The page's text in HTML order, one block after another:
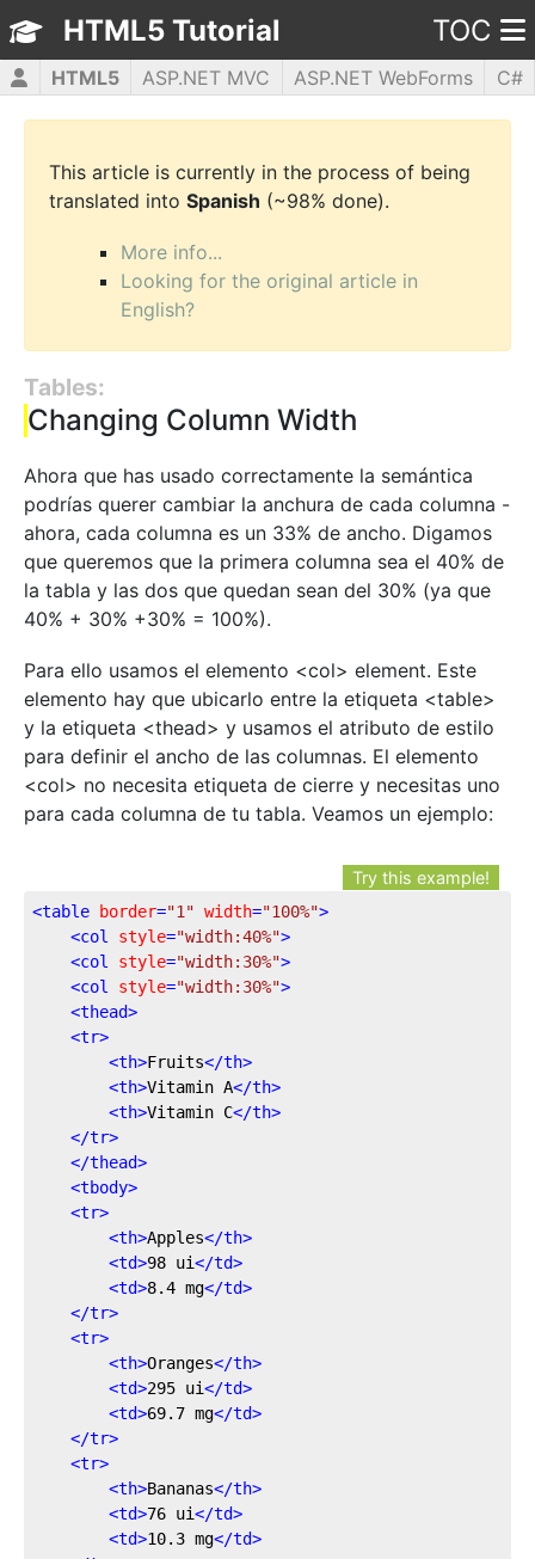
HTML5 Tutorial TOC
HTML5 ASP.NET MVC ASP.NET WebForms
C#
CSS3
JavaScript jQuery PHP5 WPF
This article is currently in the process of being
translated into Spanish (~98% done).
More info...
Looking for the original article in
English?
Tables:
Changing Column Width
Ahora que has usado correctamente la semántica
podrías querer cambiar la anchura de cada columna -
ahora, cada columna es un 33% de ancho. Digamos
que queremos que la primera columna sea el 40% de
la tabla y las dos que quedan sean del 30% (ya que
40% + 30% +30% = 100%).
Para ello usamos el elemento <col> element. Este
elemento hay que ubicarlo entre la etiqueta <table>
y la etiqueta <thead> y usamos el atributo de estilo
para definir el ancho de las columnas. El elemento
<col> no necesita etiqueta de cierre y necesitas uno
para cada columna de tu tabla. Veamos un ejemplo:
Try this example!
<table border="1" width="100%">
<col style="width:40%">
<col style="width:30%">
<col style="width:30%">
<thead>
<tr>
<th>Fruits</th>
<th>Vitamin A</th>
<th>Vitamin C</th>
</tr>
</thead>
<tbody>
<tr>
<th>Apples</th>
<td>98 ui</td>
<td>8.4 mg</td>
</tr>
<tr>
<th>Oranges</th>
<td>295 ui</td>
<td>69.7 mg</td>
</tr>
<tr>
<th>Bananas</th>
<td>76 ui</td>
<td>10.3 mg</td>